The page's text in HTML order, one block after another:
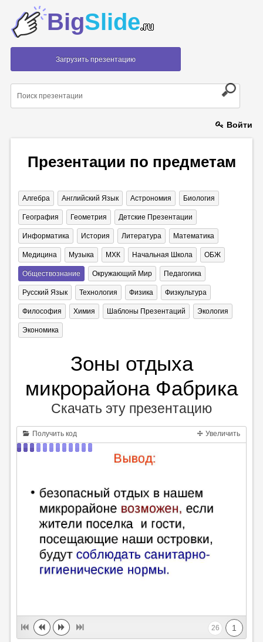
BigSlide.ru
Загрузить презентацию
Войти
Презентации по предметам
Алгебра Английский Язык Астрономия Биология
География Геометрия Детские Презентации
Информатика История Литература Математика
Медицина Музыка МХК Начальная Школа ОБЖ
Обществознание Окружающий Мир Педагогика
Русский Язык Технология Физика Физкультура
Философия Химия Шаблоны Презентаций Экология
Экономика
Зоны отдыха
микрорайона Фабрика
Скачать эту презентацию
Получить код Увеличить
1
26